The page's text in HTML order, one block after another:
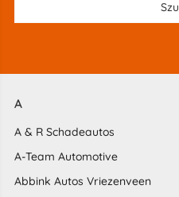
A
A & R Schadeautos
A-Team Automotive
Abbink Autos Vriezenveen